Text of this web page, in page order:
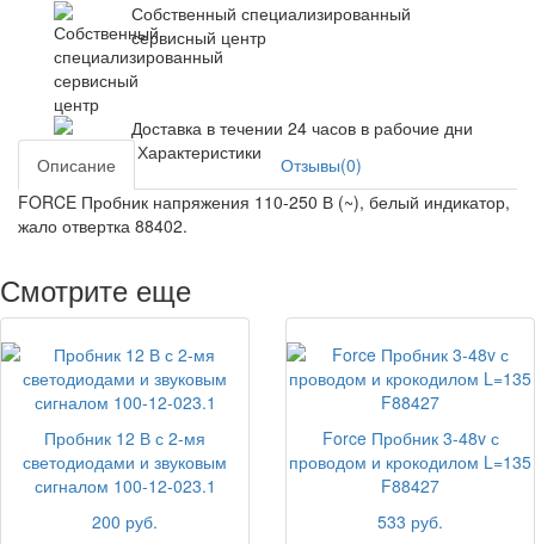
Собственный специализированный
сервисный центр
Доставка в течении 24 часов в рабочие дни
Описание
Характеристики
Отзывы(0)
FORCE Пробник напряжения 110-250 В (~), белый индикатор,
жало отвертка 88402.
Смотрите еще
Пробник 12 В с 2-мя
светодиодами и звуковым
сигналом 100-12-023.1
200 руб.
Force Пробник 3-48v с
проводом и крокодилом L=135
F88427
533 руб.